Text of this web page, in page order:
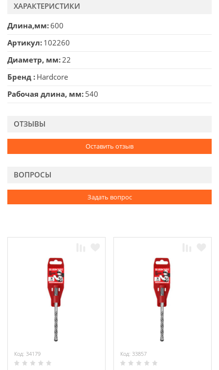
ХАРАКТЕРИСТИКИ
Длина,мм 600
Артикул 102260
Диаметр, мм 22
Бренд Hardcore
Рабочая длина, мм 540
ОТЗЫВЫ
Оставить отзыв
ВОПРОСЫ
Задать вопрос
Код: 34179 Код: 33857